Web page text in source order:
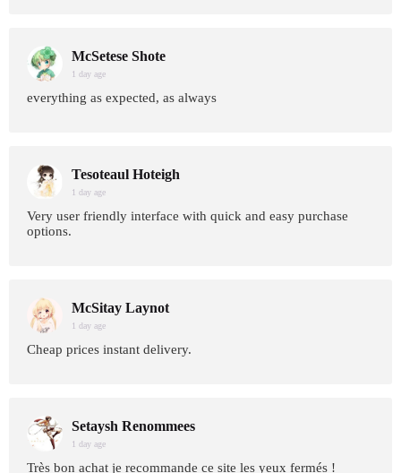
McSetese Shote
1 day age
everything as expected, as always
Tesoteaul Hoteigh
1 day age
Very user friendly interface with quick and easy purchase
options.
McSitay Laynot
1 day age
Cheap prices instant delivery.
Setaysh Renommees
1 day age
Très bon achat je recommande ce site les yeux fermés !